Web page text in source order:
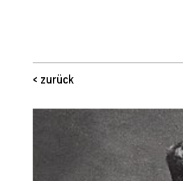
< zurück